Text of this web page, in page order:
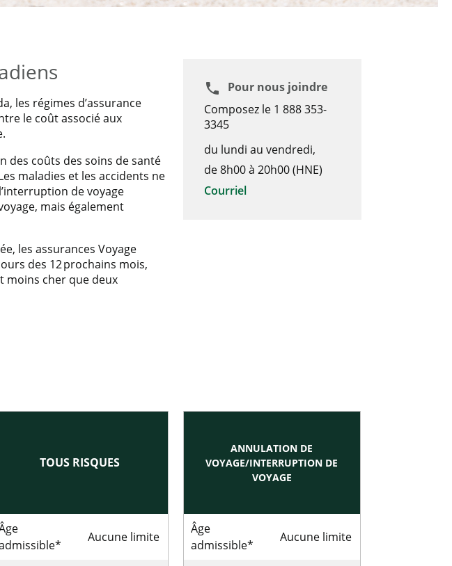
!
les régimes d’assurance
le coût associé aux
des coûts des soins de santé
maladies et les accidents ne
de voyage
mais également
les assurances Voyage
des 12 prochains mois,
moins cher que deux
phone
Pour nous joindre
Composez le 1 888 353-
3345
du lundi au vendredi,
de 8h00 à 20h00 (HNE)
Courriel
TOUS RISQUES
Aucune limite
ANNULATION DE
VOYAGE/INTERRUPTION DE
VOYAGE
Âge
admissible*
Aucune limite